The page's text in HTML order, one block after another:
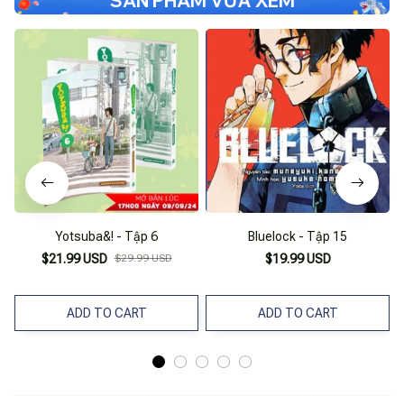
Yotsuba&! - Tập 6
$21.99 USD $29.99 USD
ADD TO CART
Bluelock - Tập 15
$19.99 USD
ADD TO CART